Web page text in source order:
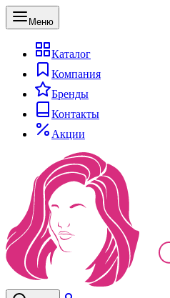
Меню
Каталог
Компания
Бренды
Контакты
Акции